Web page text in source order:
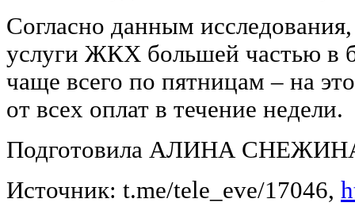
Согласно данным
услуги ЖКХ большей частью в
чаще всего по пятницам – на
от всех оплат в течение недели.
Подготовила АЛИНА
Источник: t.me/tele_eve/17046,